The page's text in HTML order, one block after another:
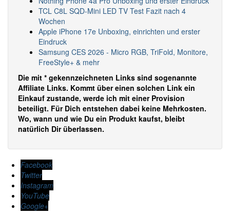
TCL C8L SQD-Mini LED TV Test Fazit nach 4
Wochen
Apple iPhone 17e Unboxing, einrichten und erster
Eindruck
Samsung CES 2026 - Micro RGB, TriFold, Monitore,
FreeStyle+ & mehr
Die mit * gekennzeichneten Links sind sogenannte
Affiliate Links. Kommt über einen solchen Link ein
Einkauf zustande, werde ich mit einer Provision
beteiligt. Für Dich entstehen dabei keine Mehrkosten.
Wo, wann und wie Du ein Produkt kaufst, bleibt
natürlich Dir überlassen.
Facebook
Twitter
Instagram
YouTube
Google+